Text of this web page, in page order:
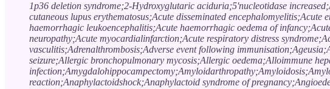
1p36 deletion syndrome;2-Hydroxyglutaric aciduria;5'nucleotidase
cutaneous lupus erythematosus;Acute disseminated
haemorrhagic leukoencephalitis;Acute haemorrhagic oedema of
neuropathy;Acute myocardialinfarction;Acute respiratory distress
vasculitis;Adrenalthrombosis;Adverse event following
seizure;Allergic bronchopulmonary mycosis;Allergic oedema;Alloimmune
reaction;Anaphylactoidshock;Anaphylactoid syndrome of